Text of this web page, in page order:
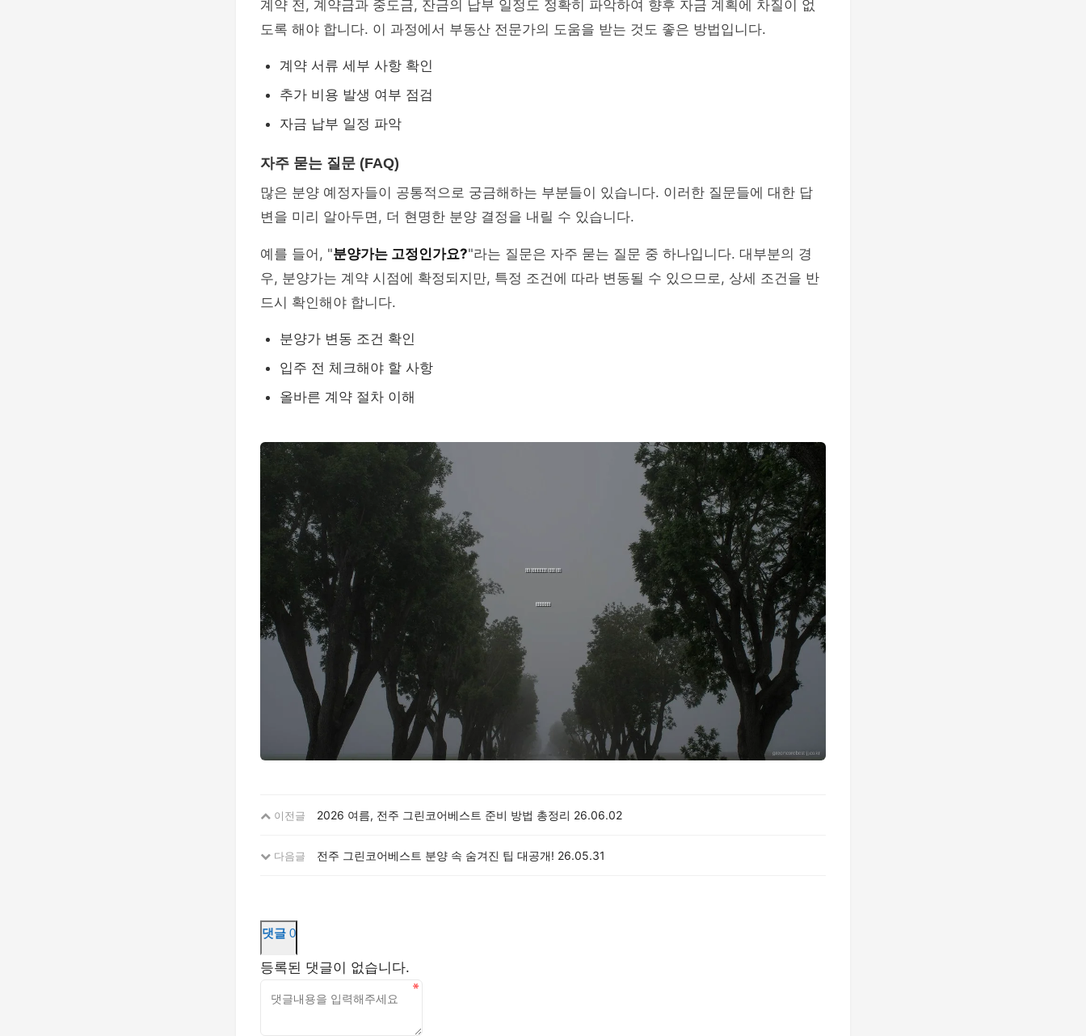
계약 전, 계약금과 중도금, 잔금의 납부 일정도 정확히 파악하여 향후 자금 계획에 차질이 없
도록 해야 합니다. 이 과정에서 부동산 전문가의 도움을 받는 것도 좋은 방법입니다.
계약 서류 세부 사항 확인
추가 비용 발생 여부 점검
자금 납부 일정 파악
자주 묻는 질문 (FAQ)
많은 분양 예정자들이 공통적으로 궁금해하는 부분들이 있습니다. 이러한 질문들에 대한 답
변을 미리 알아두면, 더 현명한 분양 결정을 내릴 수 있습니다.
예를 들어, "분양가는 고정인가요?"라는 질문은 자주 묻는 질문 중 하나입니다. 대부분의 경
우, 분양가는 계약 시점에 확정되지만, 특정 조건에 따라 변동될 수 있으므로, 상세 조건을 반
드시 확인해야 합니다.
분양가 변동 조건 확인
입주 전 체크해야 할 사항
올바른 계약 절차 이해
이전글 2026 여름, 전주 그린코어베스트 준비 방법 총정리 26.06.02
다음글 전주 그린코어베스트 분양 속 숨겨진 팁 대공개! 26.05.31
댓글 0
등록된 댓글이 없습니다.